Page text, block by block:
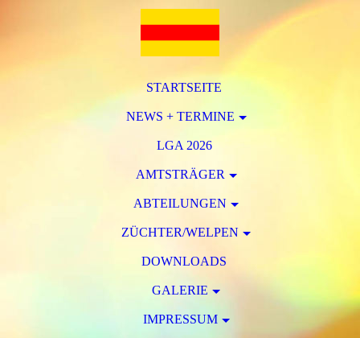
STARTSEITE
NEWS + TERMINE
LGA 2026
AMTSTRÄGER
ABTEILUNGEN
ZÜCHTER/WELPEN
DOWNLOADS
GALERIE
IMPRESSUM